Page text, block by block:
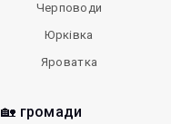
Черповоди
Юрківка
Яроватка
громади